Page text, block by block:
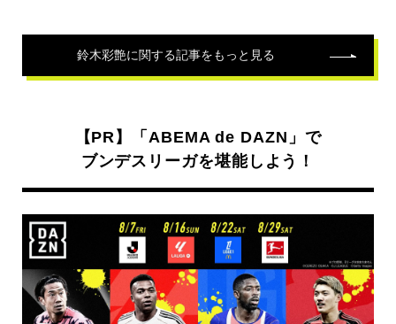
鈴木彩艶に関する記事をもっと見る
【PR】「ABEMA de DAZN」で
ブンデスリーガを堪能しよう！